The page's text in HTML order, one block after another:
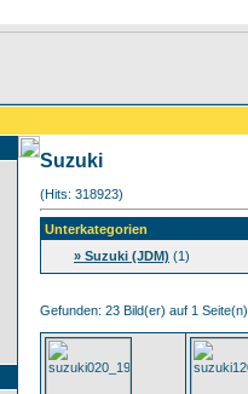
Suzuki
(Hits: 318923)
Unterkategorien
» Suzuki (JDM) (1)
Gefunden: 23 Bild(er) auf 1